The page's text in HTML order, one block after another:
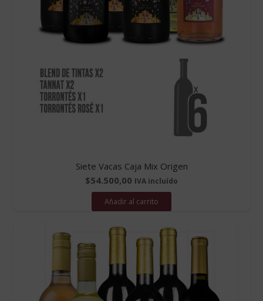
Siete Vacas Caja Mix Origen
$54.500,00 IVA incluído
Añadir al carrito